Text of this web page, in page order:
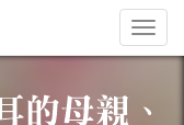
Toggle